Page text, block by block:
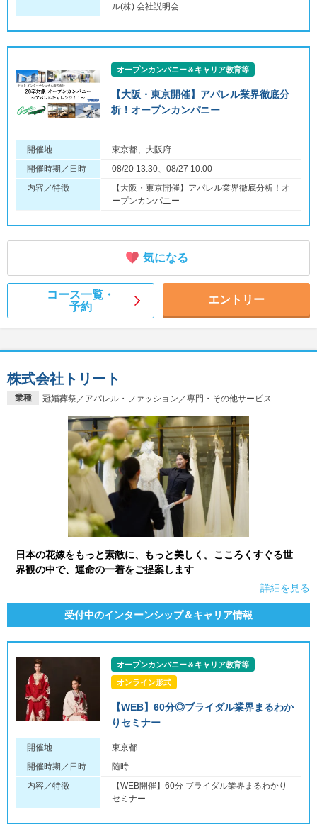
ル(株) 会社説明会
オープンカンパニー＆キャリア教育等
【大阪・東京開催】アパレル業界徹底分
析！オープンカンパニー
開催地
東京都、大阪府
開催時期／日時
08/20 13:30、08/27 10:00
内容／特徴
【大阪・東京開催】アパレル業界徹底分析！オ
ープンカンパニー
気になる
コース一覧・
予約
エントリー
業種 冠婚葬祭／アパレル・ファッション／専門・その他サービス
株式会社トリート
日本の花嫁をもっと素敵に、もっと美しく。こころくすぐる世
界観の中で、運命の一着をご提案します
詳細を見る
受付中のインターンシップ＆キャリア情報
オープンカンパニー＆キャリア教育等
オンライン形式
【WEB】60分◎ブライダル業界まるわか
りセミナー
開催地
東京都
開催時期／日時
随時
内容／特徴
【WEB開催】60分 ブライダル業界まるわかり
セミナー